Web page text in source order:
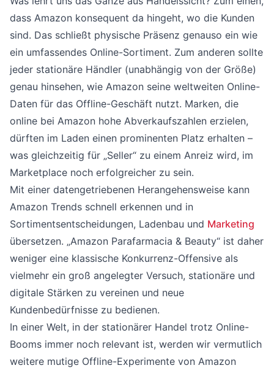
dass Amazon konsequent da hingeht, wo die Kunden
sind. Das schließt physische Präsenz genauso ein wie
ein umfassendes Online-Sortiment. Zum anderen sollte
jeder stationäre Händler (unabhängig von der Größe)
genau hinsehen, wie Amazon seine weltweiten Online-
Daten für das Offline-Geschäft nutzt. Marken, die
online bei Amazon hohe Abverkaufszahlen erzielen,
dürften im Laden einen prominenten Platz erhalten –
was gleichzeitig für „Seller“ zu einem Anreiz wird, im
Marketplace noch erfolgreicher zu sein.
Mit einer datengetriebenen Herangehensweise kann
Amazon Trends schnell erkennen und in
Sortimentsentscheidungen, Ladenbau und Marketing
übersetzen. „Amazon Parafarmacia & Beauty“ ist daher
weniger eine klassische Konkurrenz-Offensive als
vielmehr ein groß angelegter Versuch, stationäre und
digitale Stärken zu vereinen und neue
Kundenbedürfnisse zu bedienen.
In einer Welt, in der stationärer Handel trotz Online-
Booms immer noch relevant ist, werden wir vermutlich
weitere mutige Offline-Experimente von Amazon